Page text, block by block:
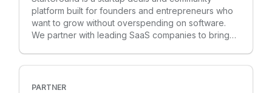
platform built for founders and entrepreneurs who
want to grow without overspending on software.
We partner with leading SaaS companies to bring
software, finance, productivity, SEO, and more.
PARTNER